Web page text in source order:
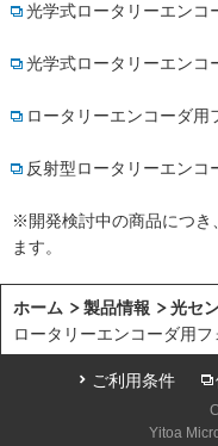
光学式ロータリーエンコ
光学式ロータリーエンコ
ロータリーエンコーダ用
反射型ロータリーエンコ
※開発検討中の商品につき
ます。
ホーム 製品情報
光セ
ロータリーエンコーダ用フ
ご利用条件
Yitoa